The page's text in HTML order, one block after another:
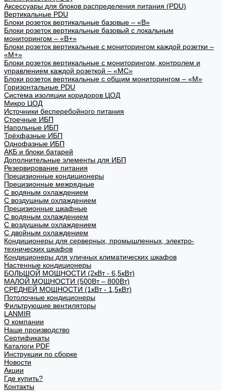
Аксессуары для блоков распределения питания (PDU)
Вертикальные PDU
Блоки розеток вертикальные базовые – «В»
Блоки розеток вертикальные базовый с локальным
мониторингом – «В+»
Блоки розеток вертикальные с мониторингом каждой розетки –
«М+»
Блоки розеток вертикальные с мониторингом, контролем и
управлением каждой розеткой – «МС»
Блоки розеток вертикальные с общим мониторингом – «М»
Горизонтальные PDU
Система изоляции коридоров ЦОД
Микро ЦОД
Источники бесперебойного питания
Стоечные ИБП
Напольные ИБП
Трёхфазные ИБП
Однофазные ИБП
АКБ и блоки батарей
Дополнительные элементы для ИБП
Резервирование питания
Прецизионные кондиционеры
Прецизионные межрядные
С водяным охлаждением
С воздушным охлаждением
Прецизионные шкафные
С водяным охлаждением
С воздушным охлаждением
С двойным охлаждением
Кондиционеры для серверных, промышленных, электро-
технических шкафов
Кондиционеры для уличных климатических шкафов
Настенные кондиционеры
БОЛЬШОЙ МОЩНОСТИ (2кВт - 6,5кВт)
МАЛОЙ МОЩНОСТИ (500Вт – 800Вт)
СРЕДНЕЙ МОЩНОСТИ (1кВт - 1,5кВт)
Потолочные кондиционеры
Фильтрующие вентиляторы
LANMIR
О компании
Наше производство
Сертификаты
Каталоги PDF
Инструкции по сборке
Новости
Акции
Где купить?
Контакты